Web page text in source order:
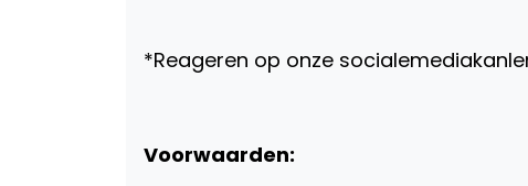
*Reageren op onze
Voorwaarden: